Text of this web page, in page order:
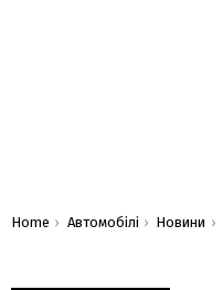
You are here:
Home Автомобілі Новини